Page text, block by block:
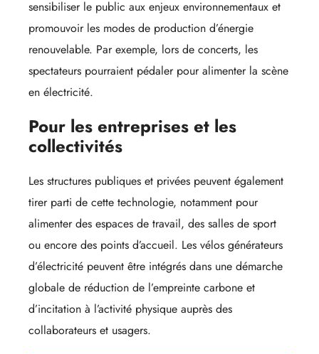
sensibiliser le public aux enjeux environnementaux et
promouvoir les modes de production d’énergie
renouvelable. Par exemple, lors de concerts, les
spectateurs pourraient pédaler pour alimenter la scène
en électricité.
Pour les entreprises et les
collectivités
Les structures publiques et privées peuvent également
tirer parti de cette technologie, notamment pour
alimenter des espaces de travail, des salles de sport
ou encore des points d’accueil. Les vélos générateurs
d’électricité peuvent être intégrés dans une démarche
globale de réduction de l’empreinte carbone et
d’incitation à l’activité physique auprès des
collaborateurs et usagers.